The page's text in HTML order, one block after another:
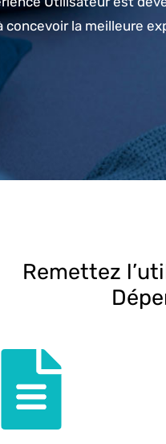
concevoir la meilleure
Remettez